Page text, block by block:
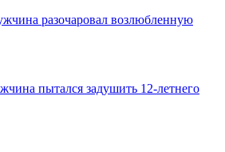
разочаровал возлюбленную
пытался задушить 12-летнего